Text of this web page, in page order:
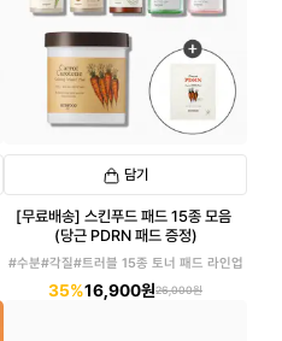
담기
[무료배송] 스킨푸드 패드 15종 모음
(당근 PDRN 패드 증정)
#수분#각질#트러블 15종 토너 패드 라인업
35%16,900원26,000원